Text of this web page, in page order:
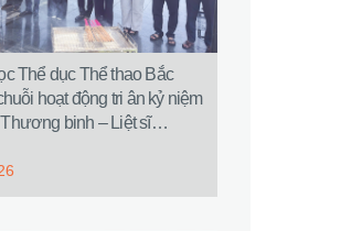
Thể dục Thể thao Bắc
hoạt động tri ân kỷ niệm
binh – Liệt sĩ